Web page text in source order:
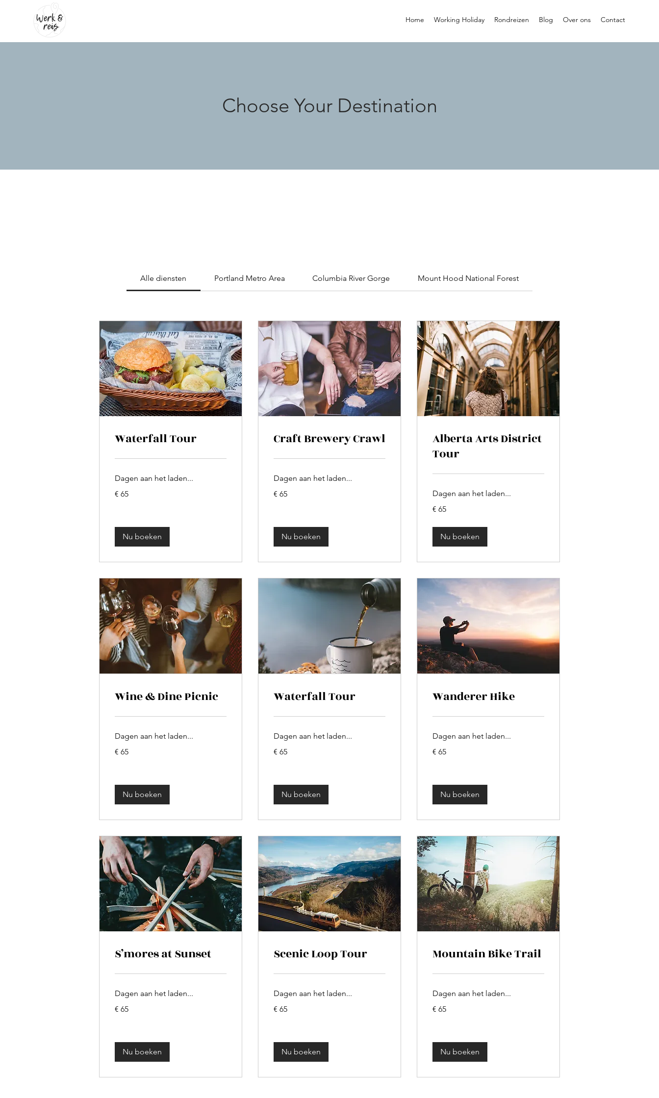
Home Working Holiday Rondreizen Blog Over ons Contact
Choose Your Destination
Alle diensten Portland Metro Area Columbia River Gorge Mount Hood National Forest
Waterfall Tour
Dagen aan het laden...
euro
€ 65
Nu boeken
Craft Brewery Crawl
Dagen aan het laden...
euro
€ 65
Nu boeken
Alberta Arts District
Tour
Dagen aan het laden...
euro
€ 65
Nu boeken
Wine & Dine Picnic
Dagen aan het laden...
euro
€ 65
Nu boeken
Waterfall Tour
Dagen aan het laden...
euro
€ 65
Nu boeken
Wanderer Hike
Dagen aan het laden...
euro
€ 65
Nu boeken
S’mores at Sunset
Dagen aan het laden...
euro
€ 65
Nu boeken
Scenic Loop Tour
Dagen aan het laden...
euro
€ 65
Nu boeken
Mountain Bike Trail
Dagen aan het laden...
euro
€ 65
Nu boeken